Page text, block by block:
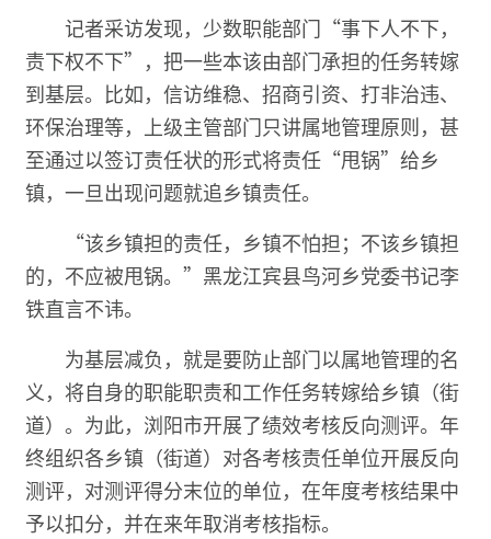
记者采访发现，少数职能部门“事下人不下，
责下权不下”，把一些本该由部门承担的任务转嫁
到基层。比如，信访维稳、招商引资、打非治违、
环保治理等，上级主管部门只讲属地管理原则，甚
至通过以签订责任状的形式将责任“甩锅”给乡
镇，一旦出现问题就追乡镇责任。
“该乡镇担的责任，乡镇不怕担；不该乡镇担
的，不应被甩锅。”黑龙江宾县鸟河乡党委书记李
铁直言不讳。
为基层减负，就是要防止部门以属地管理的名
义，将自身的职能职责和工作任务转嫁给乡镇（街
道）。为此，浏阳市开展了绩效考核反向测评。年
终组织各乡镇（街道）对各考核责任单位开展反向
测评，对测评得分末位的单位，在年度考核结果中
予以扣分，并在来年取消考核指标。